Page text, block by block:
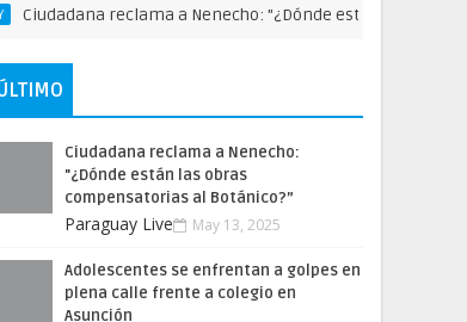
reclama a Nenecho: "¿Dónde están las obras
Ciudadana reclama a Nenecho:
"¿Dónde están las obras
compensatorias al Botánico?”
Paraguay Live May 13, 2025
Adolescentes se enfrentan a golpes en
plena calle frente a colegio en
Asunción